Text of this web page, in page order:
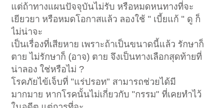
แต่ถ้าทางแผนปัจจุบันไม่รับ หรือหมดหนทางที่จะ
เยียวยา หรือหมดโอกาสแล้ว ลองใช้ " เบี้ยแก้ " ดู ก็
ไม่น่าจะ
เป็นเรื่องที่เสียหาย เพราะถ้าเป็นขนาดนี้แล้ว รักษาก็
ตาย ไม่รักษาก็ (อาจ) ตาย จึงเป็นทางเลือกสุดท้ายที่
น่าลอง ใช่หรือไม่ ?
โรคภัยไข้เจ็บที่ "แร่ปรอท" สามารถช่วยได้มี
มากมาย หากโรคนั้นไม่เกี่ยวกับ "กรรม" ที่เคยทำไว้